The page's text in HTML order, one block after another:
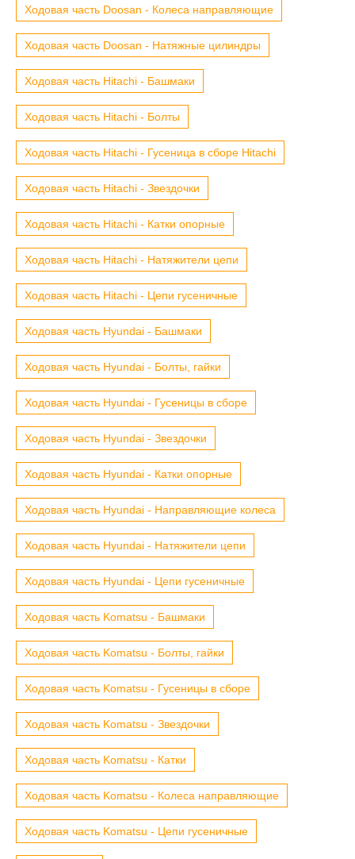
Ходовая часть Doosan - Колеса направляющие
Ходовая часть Doosan - Натяжные цилиндры
Ходовая часть Hitachi - Башмаки
Ходовая часть Hitachi - Болты
Ходовая часть Hitachi - Гусеница в сборе Hitachi
Ходовая часть Hitachi - Звездочки
Ходовая часть Hitachi - Катки опорные
Ходовая часть Hitachi - Натяжители цепи
Ходовая часть Hitachi - Цепи гусеничные
Ходовая часть Hyundai - Башмаки
Ходовая часть Hyundai - Болты, гайки
Ходовая часть Hyundai - Гусеницы в сборе
Ходовая часть Hyundai - Звездочки
Ходовая часть Hyundai - Катки опорные
Ходовая часть Hyundai - Направляющие колеса
Ходовая часть Hyundai - Натяжители цепи
Ходовая часть Hyundai - Цепи гусеничные
Ходовая часть Komatsu - Башмаки
Ходовая часть Komatsu - Болты, гайки
Ходовая часть Komatsu - Гусеницы в сборе
Ходовая часть Komatsu - Звездочки
Ходовая часть Komatsu - Катки
Ходовая часть Komatsu - Колеса направляющие
Ходовая часть Komatsu - Цепи гусеничные